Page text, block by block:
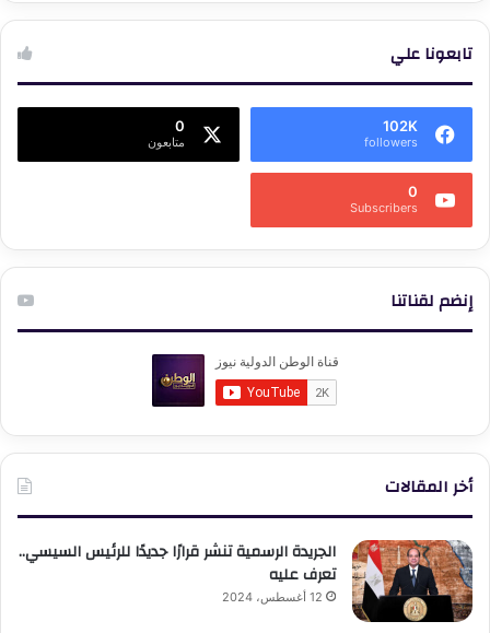
تابعونا علي
102K
followers
0
متابعون
0
Subscribers
إنضم لقناتنا
أخر المقالات
الجريدة الرسمية تنشر قرارًا جديدًا للرئيس السيسي..
تعرف عليه
12 أغسطس، 2024